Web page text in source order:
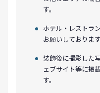
す。
ホテル・レストラ
お願いしております
装飾後に撮影した
ェブサイト等に掲
す。